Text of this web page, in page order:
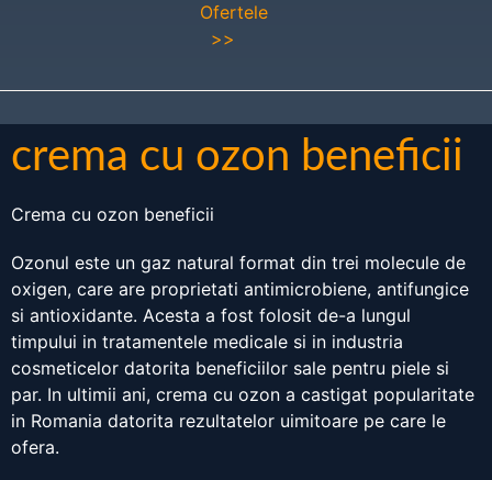
Ofertele
>>
crema cu ozon beneficii
Crema cu ozon beneficii
Ozonul este un gaz natural format din trei molecule de
oxigen, care are proprietati antimicrobiene, antifungice
si antioxidante. Acesta a fost folosit de-a lungul
timpului in tratamentele medicale si in industria
cosmeticelor datorita beneficiilor sale pentru piele si
par. In ultimii ani, crema cu ozon a castigat popularitate
in Romania datorita rezultatelor uimitoare pe care le
ofera.